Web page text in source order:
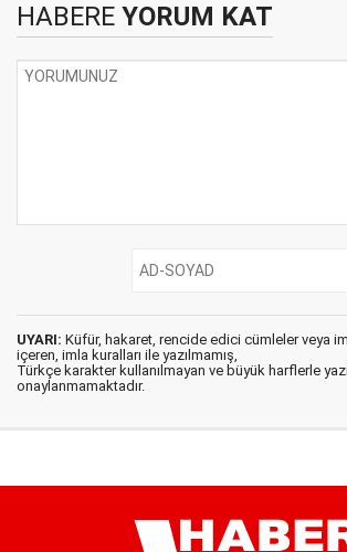
HABERE YORUM KAT
UYARI: Küfür, hakaret, rencide edici cümleler veya
içeren, imla kuralları ile yazılmamış,
Türkçe karakter kullanılmayan ve büyük harflerle
onaylanmamaktadır.